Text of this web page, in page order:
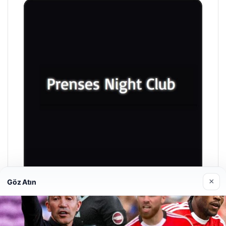
Prenses Night Club
Nisan 29, 2026
Göz Atın ×